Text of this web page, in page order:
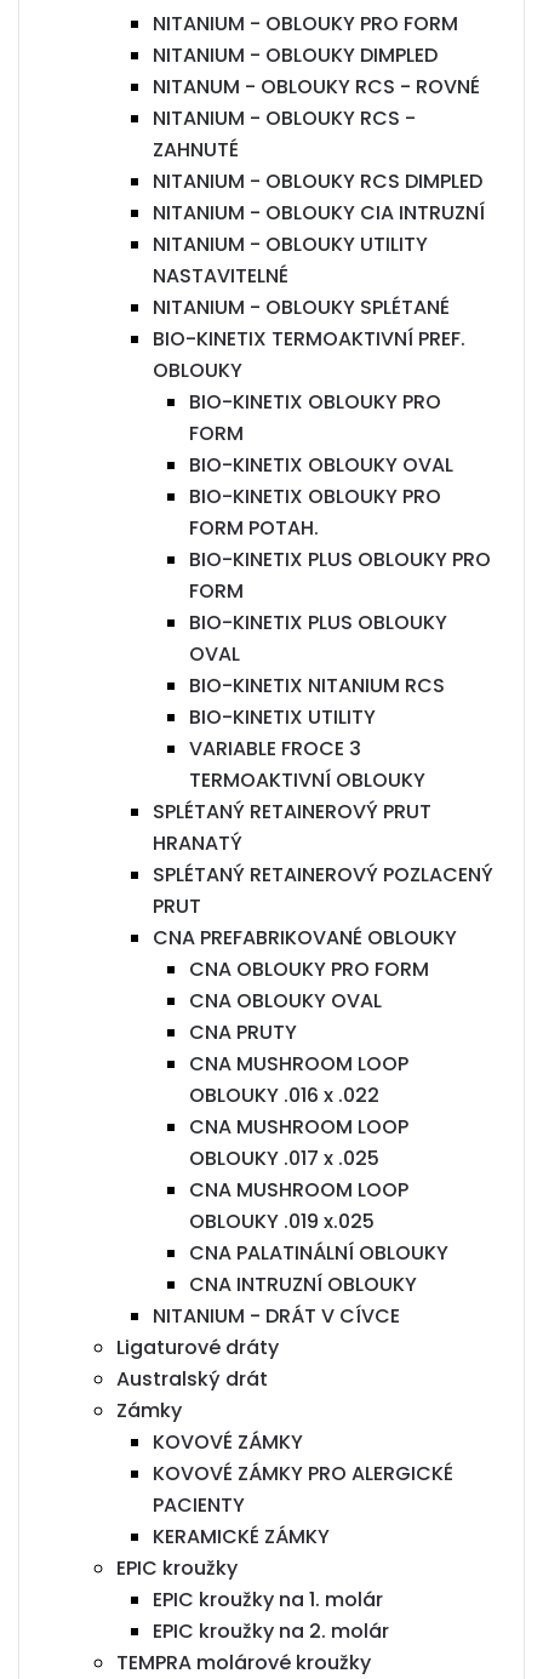
NITANIUM - OBLOUKY PRO FORM
NITANIUM - OBLOUKY DIMPLED
NITANUM - OBLOUKY RCS - ROVNÉ
NITANIUM - OBLOUKY RCS -
ZAHNUTÉ
NITANIUM - OBLOUKY RCS DIMPLED
NITANIUM - OBLOUKY CIA INTRUZNÍ
NITANIUM - OBLOUKY UTILITY
NASTAVITELNÉ
NITANIUM - OBLOUKY SPLÉTANÉ
BIO-KINETIX TERMOAKTIVNÍ PREF.
OBLOUKY
BIO-KINETIX OBLOUKY PRO
FORM
BIO-KINETIX OBLOUKY OVAL
BIO-KINETIX OBLOUKY PRO
FORM POTAH.
BIO-KINETIX PLUS OBLOUKY PRO
FORM
BIO-KINETIX PLUS OBLOUKY
OVAL
BIO-KINETIX NITANIUM RCS
BIO-KINETIX UTILITY
VARIABLE FROCE 3
TERMOAKTIVNÍ OBLOUKY
SPLÉTANÝ RETAINEROVÝ PRUT
HRANATÝ
SPLÉTANÝ RETAINEROVÝ POZLACENÝ
PRUT
CNA PREFABRIKOVANÉ OBLOUKY
CNA OBLOUKY PRO FORM
CNA OBLOUKY OVAL
CNA PRUTY
CNA MUSHROOM LOOP
OBLOUKY .016 x .022
CNA MUSHROOM LOOP
OBLOUKY .017 x .025
CNA MUSHROOM LOOP
OBLOUKY .019 x.025
CNA PALATINÁLNÍ OBLOUKY
CNA INTRUZNÍ OBLOUKY
NITANIUM - DRÁT V CÍVCE
Ligaturové dráty
Australský drát
Zámky
KOVOVÉ ZÁMKY
KOVOVÉ ZÁMKY PRO ALERGICKÉ
PACIENTY
KERAMICKÉ ZÁMKY
EPIC kroužky
EPIC kroužky na 1. molár
EPIC kroužky na 2. molár
TEMPRA molárové kroužky